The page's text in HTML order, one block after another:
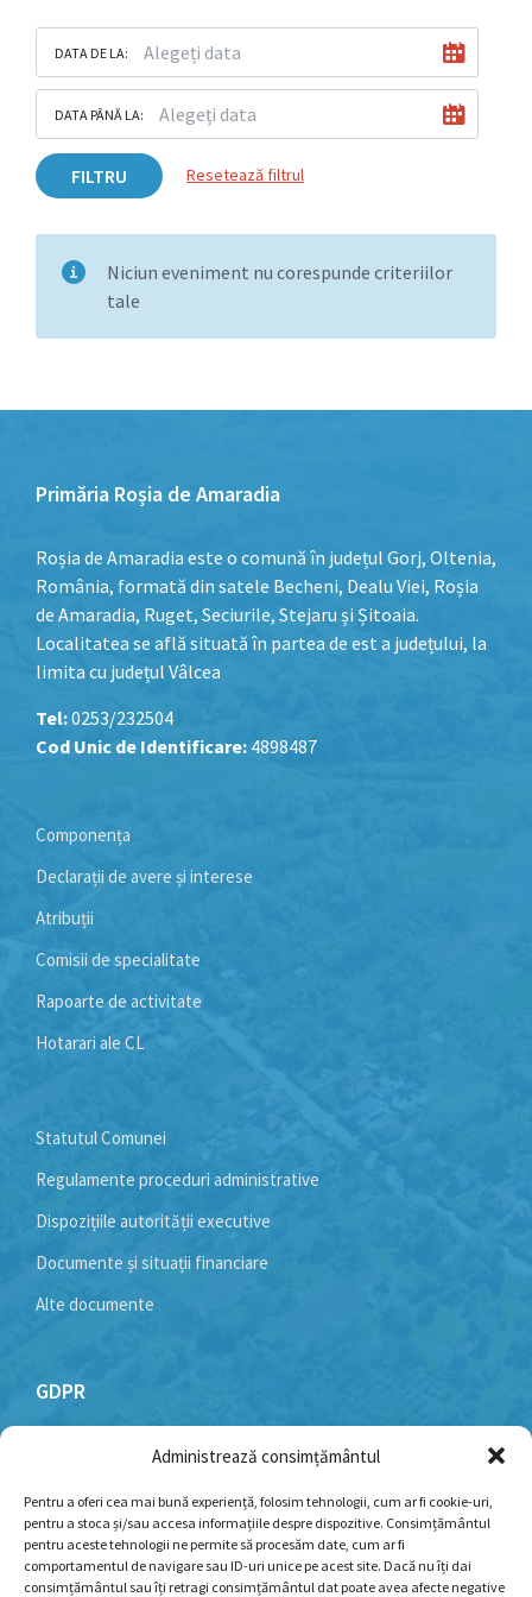
Administrează consimțământul
Pentru a oferi cea mai bună experiență, folosim tehnologii, cum ar fi cookie-uri,
pentru a stoca și/sau accesa informațiile despre dispozitive. Consimțământul
pentru aceste tehnologii ne permite să procesăm date, cum ar fi
comportamentul de navigare sau ID-uri unice pe acest site. Dacă nu îți dai
consimțământul sau îți retragi consimțământul dat poate avea afecte negative
DATA DE LA:
DATA PÂNĂ LA:
FILTRU Resetează filtrul
Niciun eveniment nu corespunde criteriilor
tale
Primăria Roșia de Amaradia
Roșia de Amaradia este o comună în județul Gorj, Oltenia,
România, formată din satele Becheni, Dealu Viei, Roșia
de Amaradia, Ruget, Seciurile, Stejaru și Șitoaia.
Localitatea se află situată în partea de est a județului, la
limita cu județul Vâlcea
Tel:0253/232504
Cod Unic de Identificare: 4898487
Componența
Declarații de avere și interese
Atribuții
Comisii de specialitate
Rapoarte de activitate
Hotarari ale CL
Statutul Comunei
Regulamente proceduri administrative
Dispozițiile autorității executive
Documente și situații financiare
Alte documente
GDPR
Politică cookie-uri
Politica de confidențialitate
Termeni și condiții